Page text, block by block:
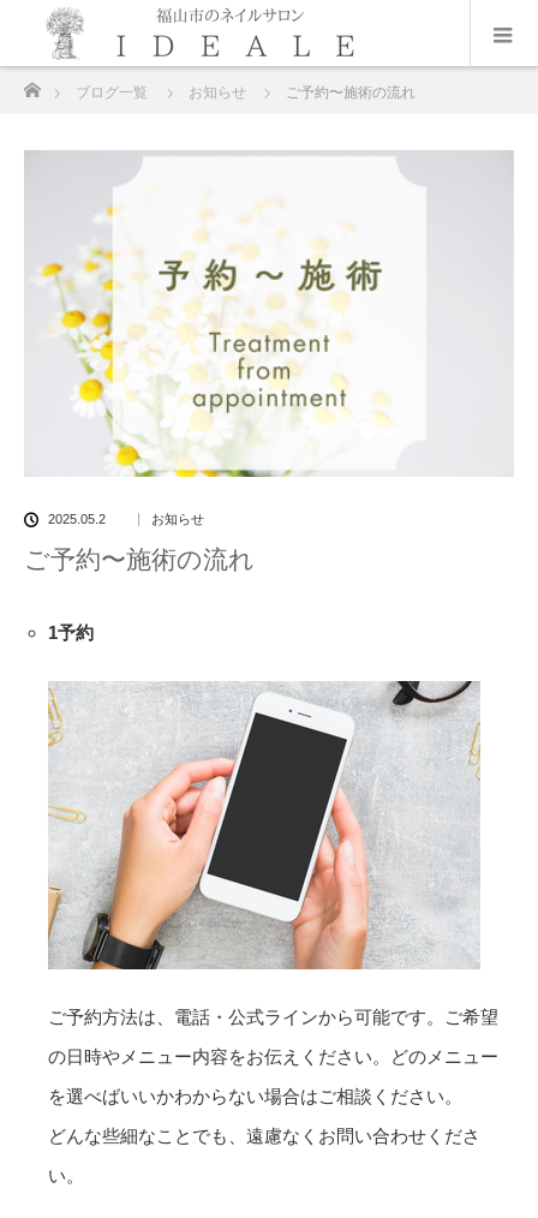
ブログ一覧 お知らせ ご予約〜施術の流れ
2025.05.2 お知らせ
ご予約〜施術の流れ
1予約
ご予約方法は、電話・公式ラインから可能です。ご希望
の日時やメニュー内容をお伝えください。どのメニュー
を選べばいいかわからない場合はご相談ください。
どんな些細なことでも、遠慮なくお問い合わせくださ
い。